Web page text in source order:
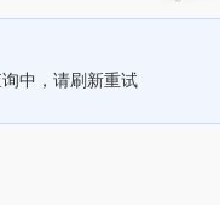
中，请刷新重试